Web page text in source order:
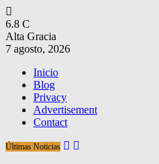
6.8 C
Alta Gracia
7 agosto, 2026
Inicio
Blog
Privacy
Advertisement
Contact
Últimas Noticias